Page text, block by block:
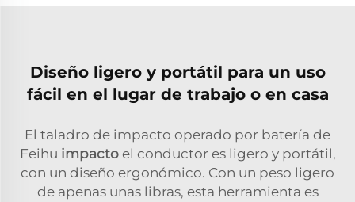
Diseño ligero y portátil para un uso
fácil en el lugar de trabajo o en casa
El taladro de impacto operado por batería de
Feihu impacto el conductor es ligero y portátil,
con un diseño ergonómico. Con un peso ligero
de apenas unas libras, esta herramienta es